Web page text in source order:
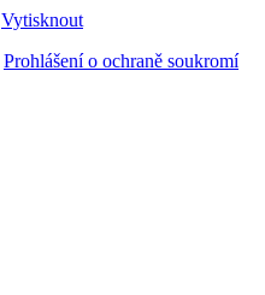
Vytisknout
Prohlášení o ochraně soukromí